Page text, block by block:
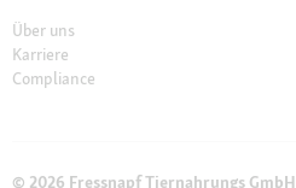
Über uns
Karriere
Compliance
© 2026 Fressnapf Tiernahrungs GmbH